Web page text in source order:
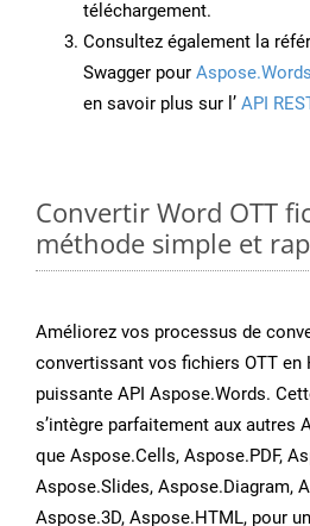
téléchargement.
Consultez également la
Swagger pour Aspose.Words
en savoir plus sur l’ API
Convertir Word OTT
méthode simple et
Améliorez vos processus de
convertissant vos fichiers OTT en
puissante API Aspose.Words.
s’intègre parfaitement aux autres
que Aspose.Cells, Aspose.PDF,
Aspose.Slides, Aspose.Diagram,
Aspose.3D, Aspose.HTML, pour